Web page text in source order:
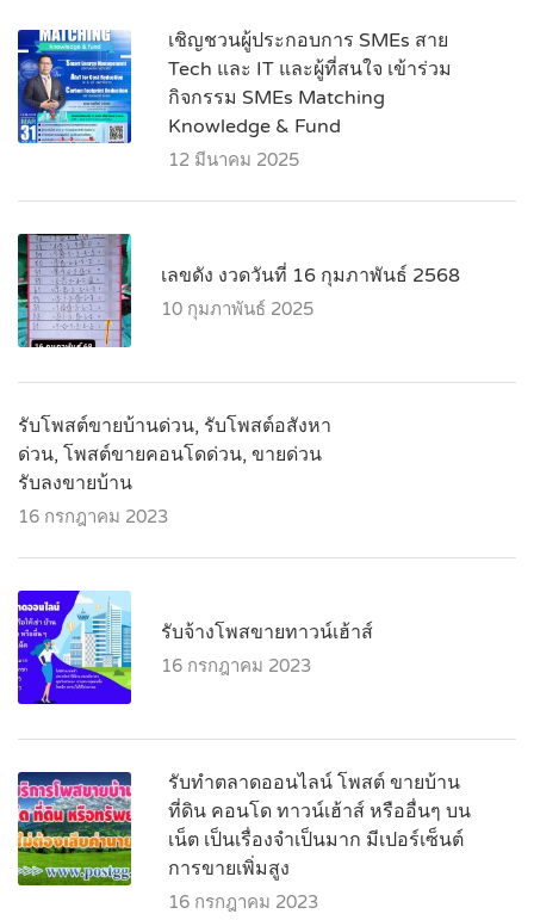
เชิญชวนผู้ประกอบการ SMEs สาย
Tech และ IT และผู้ที่สนใจ เข้าร่วม
กิจกรรม SMEs Matching
Knowledge & Fund
12 มีนาคม 2025
เลขดัง งวดวันที่ 16 กุมภาพันธ์ 2568
10 กุมภาพันธ์ 2025
รับโพสต์ขายบ้านด่วน, รับโพสต์อสังหา
ด่วน, โพสต์ขายคอนโดด่วน, ขายด่วน
รับลงขายบ้าน
16 กรกฎาคม 2023
รับจ้างโพสขายทาวน์เฮ้าส์
16 กรกฎาคม 2023
รับทำตลาดออนไลน์ โพสต์ ขายบ้าน
ที่ดิน คอนโด ทาวน์เฮ้าส์ หรืออื่นๆ บน
เน็ต เป็นเรื่องจำเป็นมาก มีเปอร์เซ็นต์
การขายเพิ่มสูง
16 กรกฎาคม 2023